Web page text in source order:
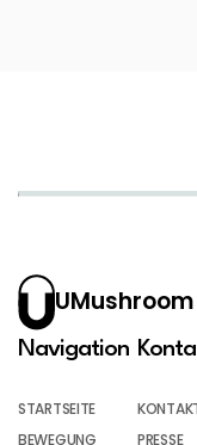
UMushroom
Navigation
STARTSEITE
BEWEGUNG
PRESSE